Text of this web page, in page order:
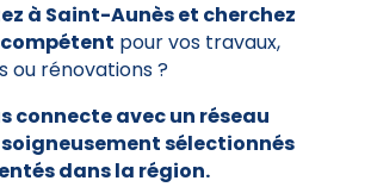
à Saint-Aunès et cherchez
pour vos travaux,
ou rénovations ?
connecte avec un réseau
sélectionnés
dans la région.